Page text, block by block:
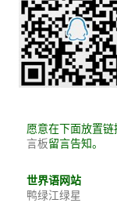
愿意在下面放置
言板留言告知。
世界语网站
鸭绿江绿星